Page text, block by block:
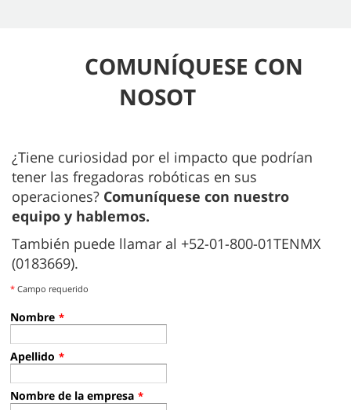
COMUNÍQUESE CON
NOSOT
¿Tiene curiosidad por el impacto que podrían
tener las fregadoras robóticas en sus
operaciones? Comuníquese con nuestro
equipo y hablemos.
También puede llamar al +52-01-800-01TENMX
(0183669).
* Campo requerido
Nombre *
Apellido *
Nombre de la empresa *